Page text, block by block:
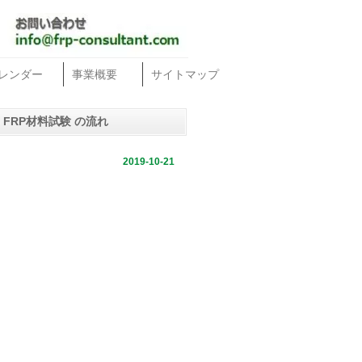
ンダー 事業概要 サイトマップ
FRP材料試験 の流れ
2019-10-21